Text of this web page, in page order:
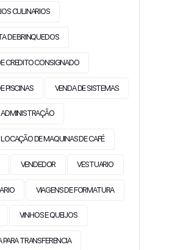
CULINARIOS
DE BRINQUEDOS
CREDITO CONSIGNADO
PISCINAS VENDA DE SISTEMAS
ADMINISTRAÇÃO
LOCAÇÃO DE MAQUINAS DE CAFÉ
VENDEDOR VESTUARIO
VIAGENS DE FORMATURA
VINHOS E QUEIJOS
PARA TRANSFERENCIA